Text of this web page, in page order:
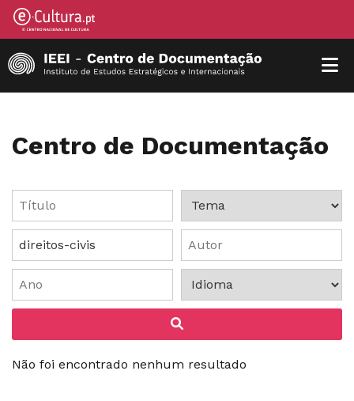
Centro de Documentação
Não foi encontrado nenhum resultado